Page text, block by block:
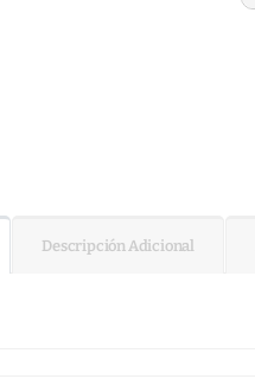
Descripción Adicional